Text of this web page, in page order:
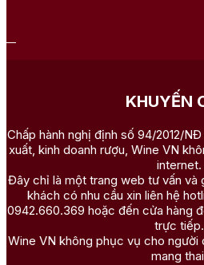
KHUYẾN
Chấp hành nghị định số 94/2012/
xuất, kinh doanh rượu, Wine VN
internet.
Đây chỉ là một trang web tư vấn và
khách có nhu cầu xin liên hệ
0942.660.369 hoặc đến cửa hàng
trực tiếp.
Wine VN không phục vụ cho người
mang